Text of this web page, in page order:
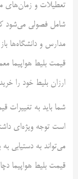
تعطیلات و زمان‌های
شامل فصولی می‌شود که
مدارس و دانشگاه‌ها
قیمت بلیط هواپیما
ارزان بلیط خود را
شما باید به تغییرات
است توجه ویژه‌ای
می‌تواند به دستیابی
قیمت بلیط هواپیما